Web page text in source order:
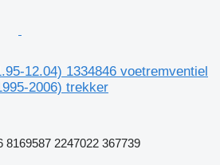
12.04) 1334846 voetremventiel
2006) trekker
8169587 2247022 367739